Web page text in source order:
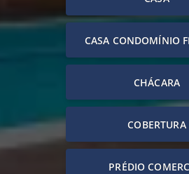
CASA CONDOMÍNIO
CHÁCARA
COBERTURA
PRÉDIO